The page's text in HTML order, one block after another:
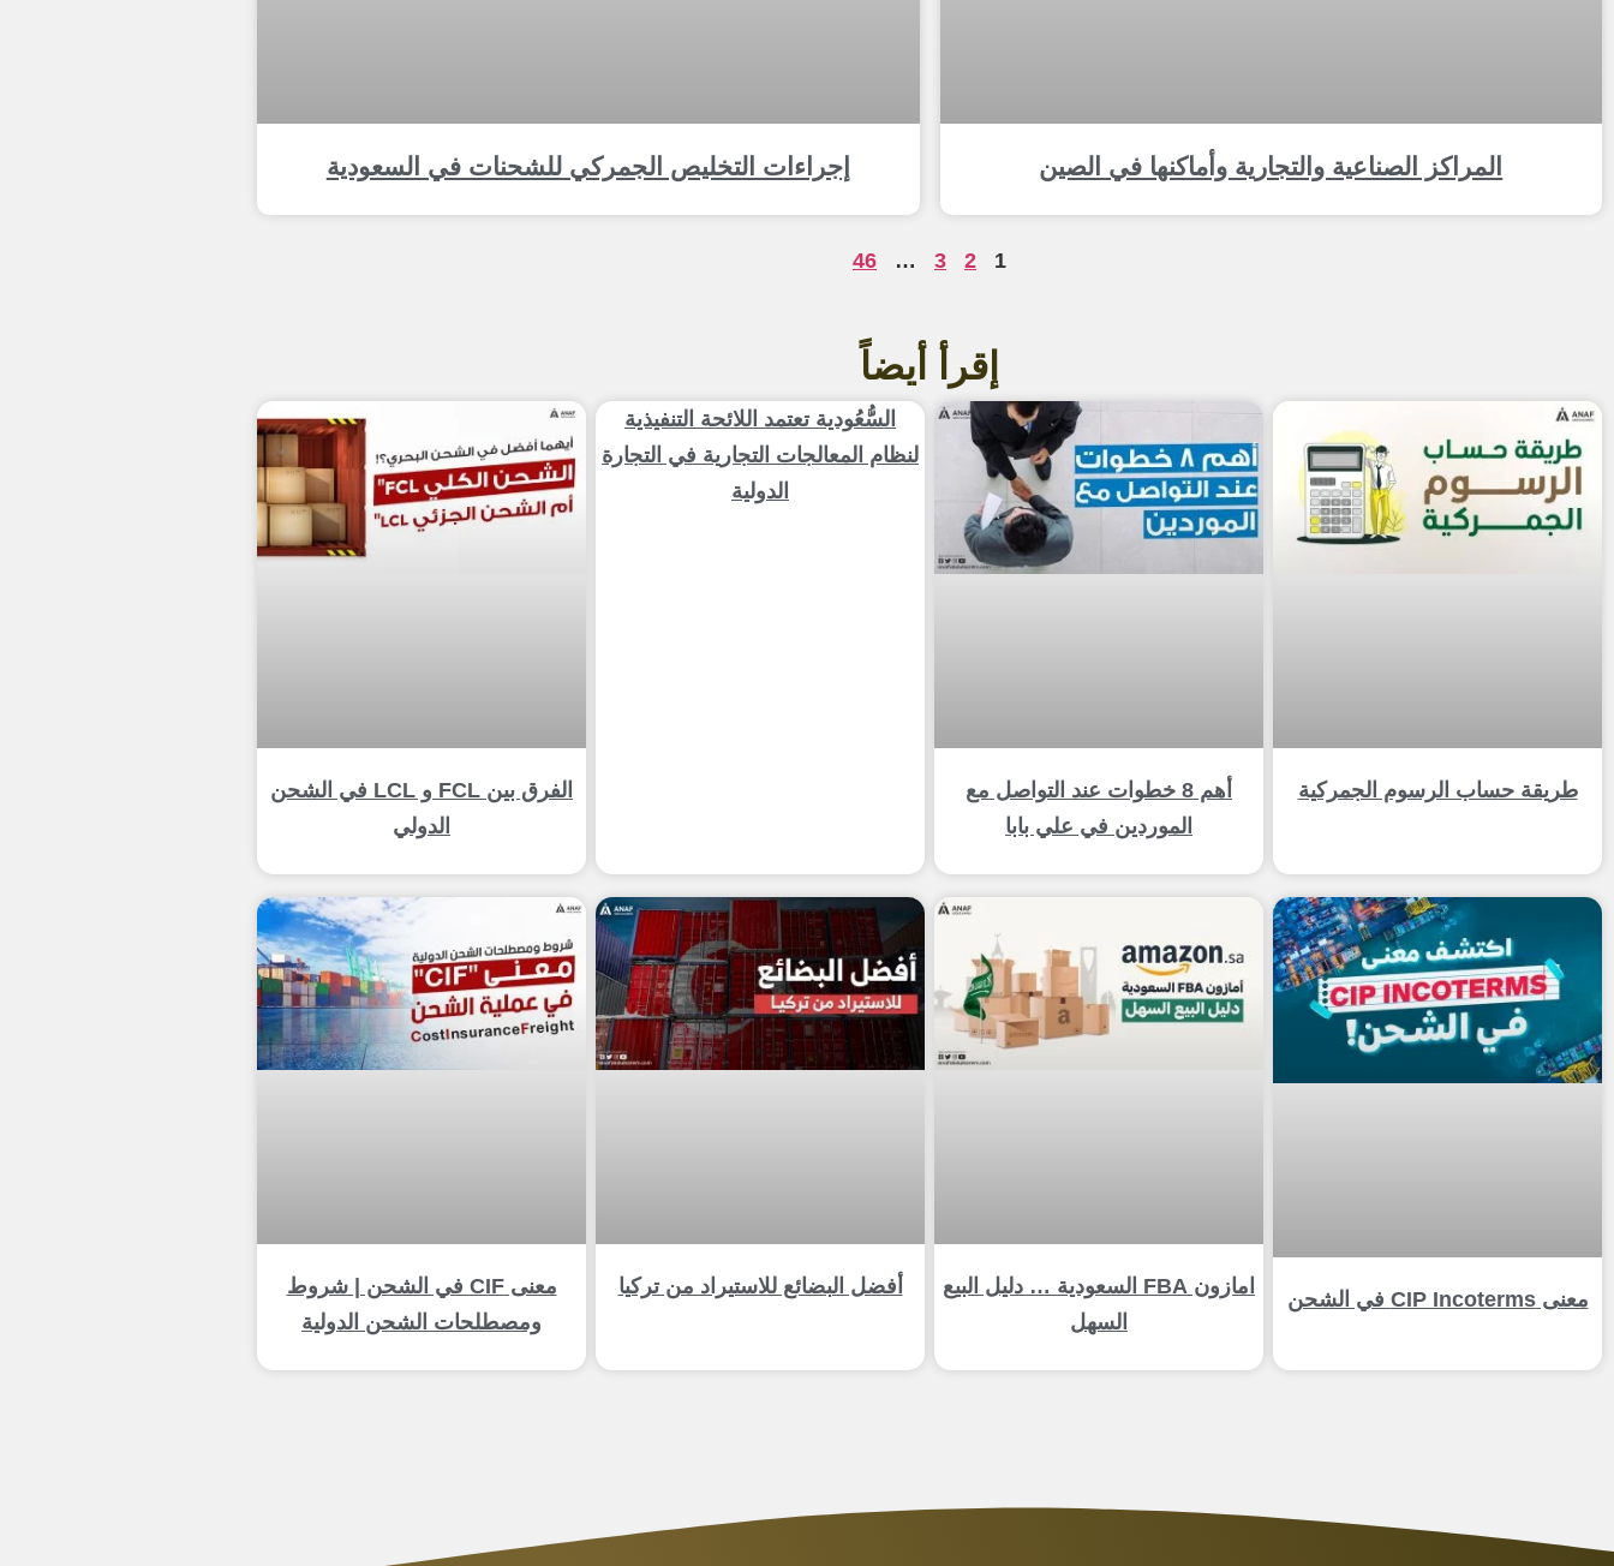
المراكز الصناعية والتجارية وأماكنها في الصين إجراءات التخليص الجمركي للشحنات في السعودية
1
2
3
…
46
إقرأ أيضاً
طريقة حساب الرسوم الجمركية
أهم 8 خطوات عند التواصل مع
الموردين في علي بابا
السُّعُودية تعتمد اللائحة التنفيذية
لنظام المعالجات التجارية في التجارة
الدولية
الفرق بين FCL و LCL في الشحن
الدولي
معنى CIP Incoterms في الشحن
امازون FBA السعودية … دليل البيع
السهل
أفضل البضائع للاستيراد من تركيا
معنى CIF في الشحن | شروط
ومصطلحات الشحن الدولية